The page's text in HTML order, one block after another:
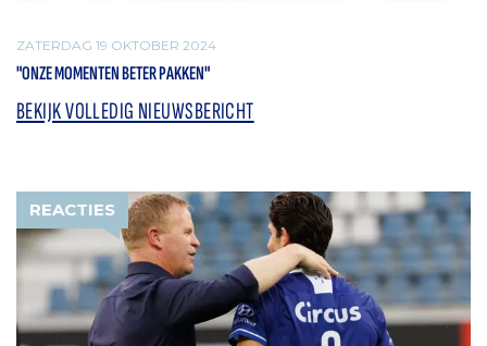
ZATERDAG 19 OKTOBER 2024
"ONZE MOMENTEN BETER PAKKEN"
BEKIJK VOLLEDIG NIEUWSBERICHT
REACTIES